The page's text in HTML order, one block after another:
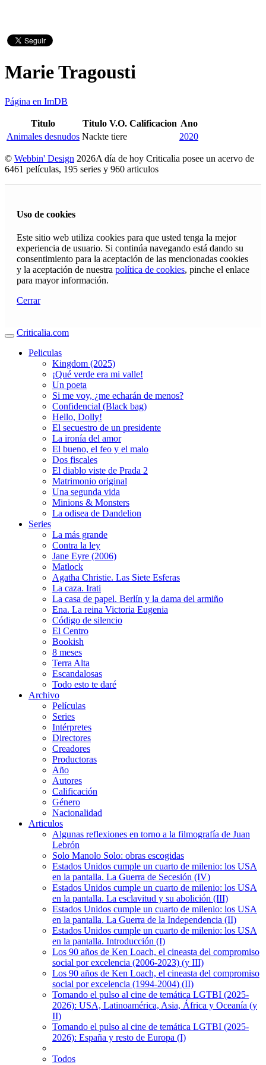
Marie Tragousti
Página en ImDB
Titulo Titulo V.O. Calificacion Ano
Animales desnudos Nackte tiere 2020
© Webbin' Design 2026A día de hoy Criticalia posee un acervo de
6461 películas, 195 series y 960 articulos
Uso de cookies
Este sitio web utiliza cookies para que usted tenga la mejor
experiencia de usuario. Si continúa navegando está dando su
consentimiento para la aceptación de las mencionadas cookies
y la aceptación de nuestra política de cookies, pinche el enlace
para mayor información.
Cerrar
Criticalia.com
Peliculas
Kingdom (2025)
¡Qué verde era mi valle!
Un poeta
Si me voy, ¿me echarán de menos?
Confidencial (Black bag)
Hello, Dolly!
El secuestro de un presidente
La ironía del amor
El bueno, el feo y el malo
Dos fiscales
El diablo viste de Prada 2
Matrimonio original
Una segunda vida
Minions & Monsters
La odisea de Dandelion
Series
La más grande
Contra la ley
Jane Eyre (2006)
Matlock
Agatha Christie. Las Siete Esferas
La caza. Irati
La casa de papel. Berlín y la dama del armiño
Ena. La reina Victoria Eugenia
Código de silencio
El Centro
Bookish
8 meses
Terra Alta
Escandalosas
Todo esto te daré
Archivo
Películas
Series
Intérpretes
Directores
Creadores
Productoras
Año
Autores
Calificación
Género
Nacionalidad
Articulos
Algunas reflexiones en torno a la filmografía de Juan
Lebrón
Solo Manolo Solo: obras escogidas
Estados Unidos cumple un cuarto de milenio: los USA
en la pantalla. La Guerra de Secesión (IV)
Estados Unidos cumple un cuarto de milenio: los USA
en la pantalla. La esclavitud y su abolición (III)
Estados Unidos cumple un cuarto de milenio: los USA
en la pantalla. La Guerra de la Independencia (II)
Estados Unidos cumple un cuarto de milenio: los USA
en la pantalla. Introducción (I)
Los 90 años de Ken Loach, el cineasta del compromiso
social por excelencia (2006-2023) (y III)
Los 90 años de Ken Loach, el cineasta del compromiso
social por excelencia (1994-2004) (II)
Tomando el pulso al cine de temática LGTBI (2025-
2026): USA, Latinoamérica, Asia, África y Oceanía (y
II)
Tomando el pulso al cine de temática LGTBI (2025-
2026): España y resto de Europa (I)
Todos